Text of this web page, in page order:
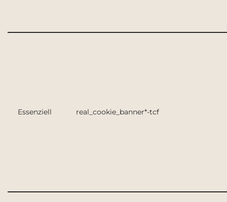
Essenziell real_cookie_banner*-tcf